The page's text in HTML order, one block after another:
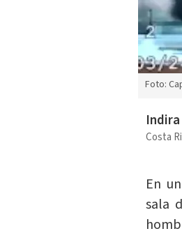
Foto:
Costa
En
sala